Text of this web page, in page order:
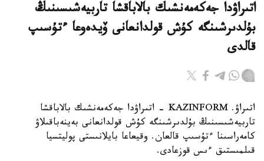
اتىراۋدا جەكەمەنشىك بالاباقشا تاربيەشىسىنىڭ
بۇلدىرشىنگە كۇش قولدانعانى ۆيدەوعا ءتۇسىپ
قالدى
اتىراۋ. KAZINFORM - اتىراۋدا جەكەمەنشىك بالاباقشا
تاربيەشىسىنىڭ بۇلدىرشىنگە كۇش قولدانعانى بەينەباقىلاۋ
كامەراسىنا ءتۇسىپ قالعان. وقيعاعا بايلانىستى پوليتسيا
قىلمىستىق ءىس قوزعادى.